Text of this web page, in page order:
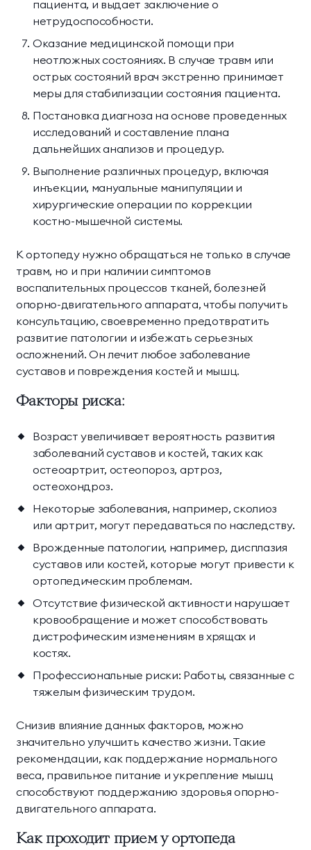
пациента, и выдает заключение о
нетрудоспособности.
Оказание медицинской помощи при
неотложных состояниях. В случае травм или
острых состояний врач экстренно принимает
меры для стабилизации состояния пациента.
Постановка диагноза на основе проведенных
исследований и составление плана
дальнейших анализов и процедур.
Выполнение различных процедур, включая
инъекции, мануальные манипуляции и
хирургические операции по коррекции
костно-мышечной системы.
К ортопеду нужно обращаться не только в случае
травм, но и при наличии симптомов
воспалительных процессов тканей, болезней
опорно-двигательного аппарата, чтобы получить
консультацию, своевременно предотвратить
развитие патологии и избежать серьезных
осложнений. Он лечит любое заболевание
суставов и повреждения костей и мышц.
Факторы риска:
Возраст увеличивает вероятность развития
заболеваний суставов и костей, таких как
остеоартрит, остеопороз, артроз,
остеохондроз.
Некоторые заболевания, например, сколиоз
или артрит, могут передаваться по наследству.
Врожденные патологии, например, дисплазия
суставов или костей, которые могут привести к
ортопедическим проблемам.
Отсутствие физической активности нарушает
кровообращение и может способствовать
дистрофическим изменениям в хрящах и
костях.
Профессиональные риски: Работы, связанные с
тяжелым физическим трудом.
Снизив влияние данных факторов, можно
значительно улучшить качество жизни. Такие
рекомендации, как поддержание нормального
веса, правильное питание и укрепление мышц
способствуют поддержанию здоровья опорно-
двигательного аппарата.
Как проходит прием у ортопеда